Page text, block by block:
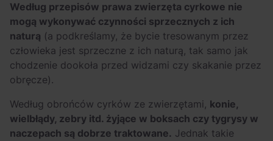
Według przepisów prawa zwierzęta cyrkowe nie
mogą wykonywać czynności sprzecznych z ich
naturą (a podkreślamy, że bycie tresowanym przez
człowieka jest sprzeczne z ich naturą, tak samo jak
chodzenie dookoła przed widzami czy skakanie przez
obręcze).
Według obrońców cyrków ze zwierzętami, konie,
wielbłądy, zebry itd. żyjące w boksach czy tygrysy w
naczepach są dobrze traktowane. Jednak takie